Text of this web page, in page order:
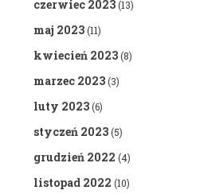
czerwiec 2023(13)
maj 2023(11)
kwiecień 2023(8)
marzec 2023(3)
luty 2023(6)
styczeń 2023(5)
grudzień 2022 (4)
listopad 2022 (10)